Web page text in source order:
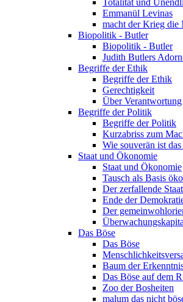
Emmanül Levinas
macht der Krieg die
Biopolitik - Butler
Biopolitik - Butler
Judith Butlers
Begriffe der Ethik
Begriffe der Ethik
Gerechtigkeit
Über Verantwortung
Begriffe der Politik
Begriffe der Politik
Kurzabriss zum
Wie souverän ist
Staat und Ökonomie
Staat und Ökonomie
Tausch als Basis
Der zerfallende Staat
Ende der
Der
Das Böse
Das Böse
Baum der
Das Böse auf dem
Zoo der Bosheiten
malum das nicht